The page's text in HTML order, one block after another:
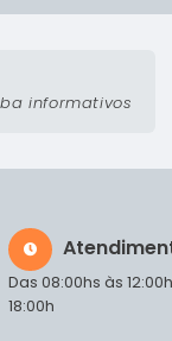
Das 08:00hs às
18:00h
informativos